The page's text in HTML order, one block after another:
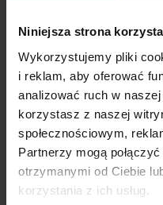
Niniejsza strona
Wykorzystujemy pliki
i reklam, aby oferować
analizować ruch w
korzystasz z naszej
społecznościowym,
Partnerzy mogą
otrzymanymi od Ciebie
korzystania z ich usług.
Wariant modelu: